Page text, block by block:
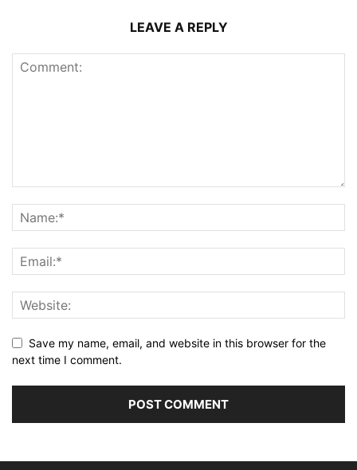
LEAVE A REPLY
Save my name, email, and website in this browser for the
next time I comment.